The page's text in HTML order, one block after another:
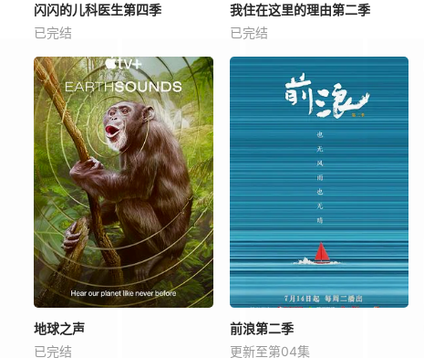
闪闪的儿科医生第四季
已完结
我住在这里的理由第二季
已完结
地球之声
已完结
前浪第二季
更新至第04集